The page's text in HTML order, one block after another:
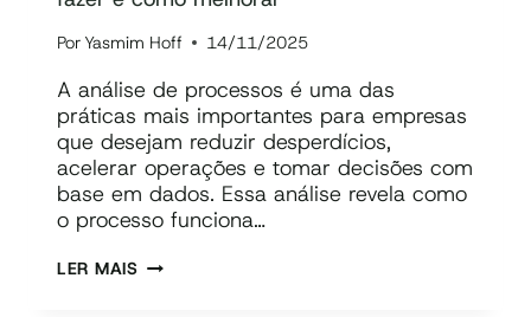
Por Yasmim Hoff 14/11/2025
A análise de processos é uma das
práticas mais importantes para empresas
que desejam reduzir desperdícios,
acelerar operações e tomar decisões com
base em dados. Essa análise revela como
o processo funciona…
LER MAISANÁLISE